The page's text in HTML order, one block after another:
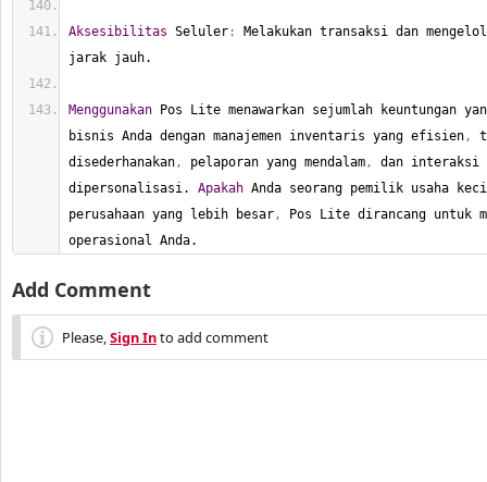
Aksesibilitas Seluler:
Melakukan transaksi dan
jarak jauh.
Menggunakan Pos Lite menawarkan sejumlah keuntungan
bisnis Anda dengan manajemen inventaris yang efisien,
disederhanakan, pelaporan yang mendalam,
dan interaksi
dipersonalisasi. Apakah Anda seorang pemilik usaha
perusahaan yang lebih besar,
Pos Lite dirancang untuk
operasional Anda.
Add Comment
Please,Sign Into add comment